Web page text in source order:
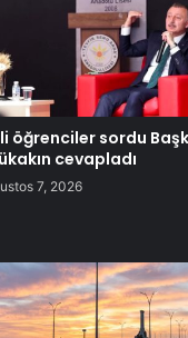
öğrenciler sordu
cevapladı
7, 2026